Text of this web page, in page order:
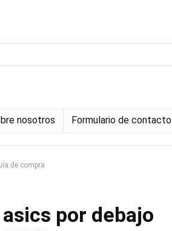
nosotros Formulario de contacto
de compra
por debajo